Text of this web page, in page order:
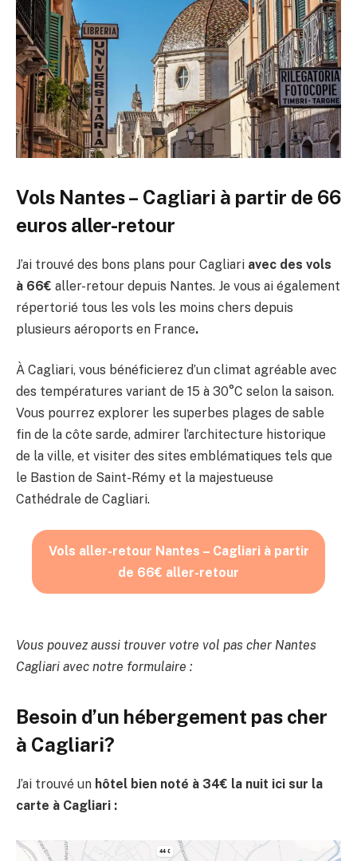
Vols Nantes – Cagliari à partir de 66
euros aller-retour
J’ai trouvé des bons plans pour Cagliari avec des vols
à 66€ aller-retour depuis Nantes. Je vous ai également
répertorié tous les vols les moins chers depuis
plusieurs aéroports en France.
À Cagliari, vous bénéficierez d’un climat agréable avec
des températures variant de 15 à 30°C selon la saison.
Vous pourrez explorer les superbes plages de sable
fin de la côte sarde, admirer l’architecture historique
de la ville, et visiter des sites emblématiques tels que
le Bastion de Saint-Rémy et la majestueuse
Cathédrale de Cagliari.
Vols aller-retour Nantes – Cagliari à partir
de 66€ aller-retour
Vous pouvez aussi trouver votre vol pas cher Nantes
Cagliari avec notre formulaire :
Besoin d’un hébergement pas cher
à Cagliari?
J’ai trouvé un hôtel bien noté à 34€ la nuit ici sur la
carte à Cagliari :